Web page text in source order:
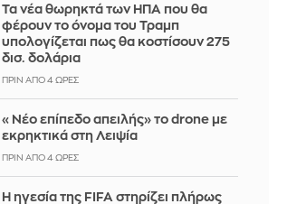
Τα νέα θωρηκτά των ΗΠΑ που θα
φέρουν το όνομα του Τραμπ
υπολογίζεται πως θα κοστίσουν 275
δισ. δολάρια
ΠΡΙΝ ΑΠΌ 4 ΏΡΕΣ
«Νέο επίπεδο απειλής» το drone με
εκρηκτικά στη Λειψία
ΠΡΙΝ ΑΠΌ 4 ΏΡΕΣ
Η ηγεσία της FIFA στηρίζει πλήρως